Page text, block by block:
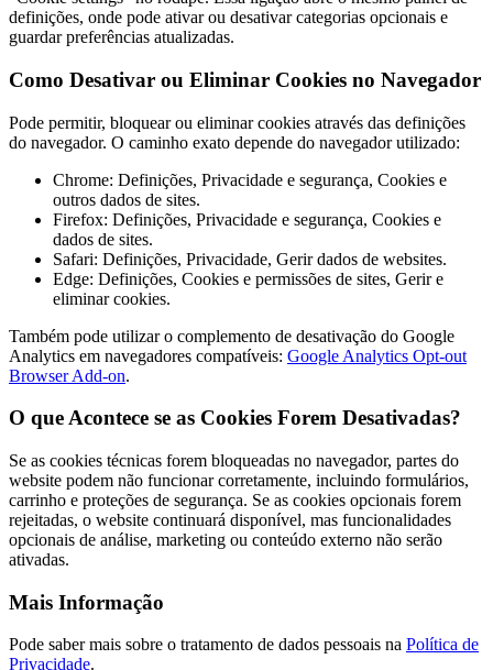
definições, onde pode ativar ou desativar categorias opcionais e
guardar preferências atualizadas.
Como Desativar ou Eliminar Cookies no Navegador
Pode permitir, bloquear ou eliminar cookies através das definições
do navegador. O caminho exato depende do navegador utilizado:
Chrome: Definições, Privacidade e segurança, Cookies e
outros dados de sites.
Firefox: Definições, Privacidade e segurança, Cookies e
dados de sites.
Safari: Definições, Privacidade, Gerir dados de websites.
Edge: Definições, Cookies e permissões de sites, Gerir e
eliminar cookies.
Também pode utilizar o complemento de desativação do Google
Analytics em navegadores compatíveis: Google Analytics Opt-out
Browser Add-on.
O que Acontece se as Cookies Forem Desativadas?
Se as cookies técnicas forem bloqueadas no navegador, partes do
website podem não funcionar corretamente, incluindo formulários,
carrinho e proteções de segurança. Se as cookies opcionais forem
rejeitadas, o website continuará disponível, mas funcionalidades
opcionais de análise, marketing ou conteúdo externo não serão
ativadas.
Mais Informação
Pode saber mais sobre o tratamento de dados pessoais na Política de
Privacidade.